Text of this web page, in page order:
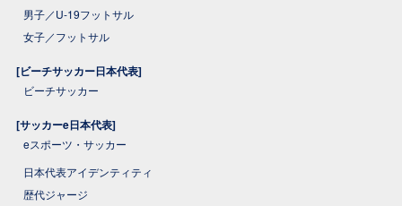
男子／U-19フットサル
女子／フットサル
[ビーチサッカー日本代表]
ビーチサッカー
[サッカーe日本代表]
eスポーツ・サッカー
日本代表アイデンティティ
歴代ジャージ